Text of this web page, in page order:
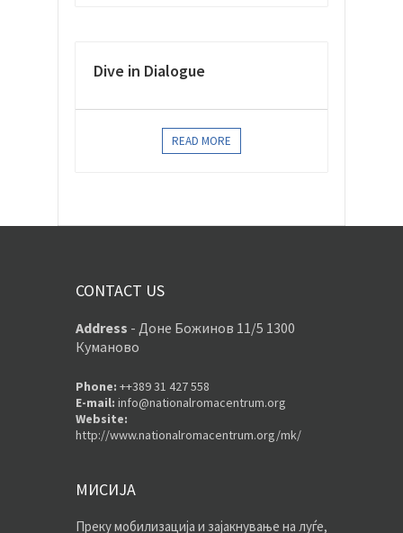
Dive in Dialogue
READ MORE
CONTACT US
Address - Доне Божинов 11/5 1300
Куманово
Phone: ++389 31 427 558
E-mail: info@nationalromacentrum.org
Website:
http://www.nationalromacentrum.org/mk/
МИСИЈА
Преку мобилизација и зајакнување на луѓе,